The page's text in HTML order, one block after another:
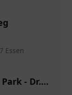
Essen
- Dr.